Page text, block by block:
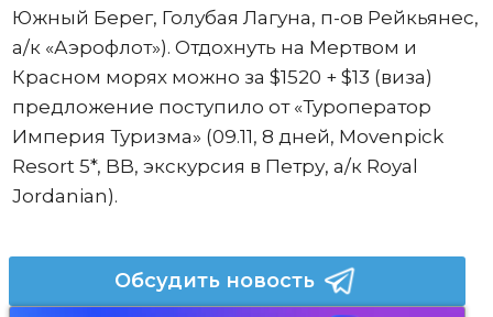
Южный Берег, Голубая Лагуна, п-ов Рейкьянес,
а/к «Аэрофлот»). Отдохнуть на Мертвом и
Красном морях можно за $1520 + $13 (виза)
предложение поступило от «Туроператор
Империя Туризма» (09.11, 8 дней, Movenpick
Resort 5*, BB, экскурсия в Петру, а/к Royal
Jordanian).
Обсудить новость